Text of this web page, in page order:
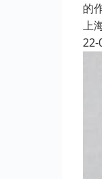
的
上
22-